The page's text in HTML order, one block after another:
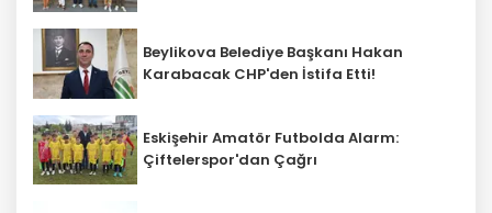
Beylikova Belediye Başkanı Hakan
Karabacak CHP'den İstifa Etti!
Eskişehir Amatör Futbolda Alarm:
Çiftelerspor'dan Çağrı